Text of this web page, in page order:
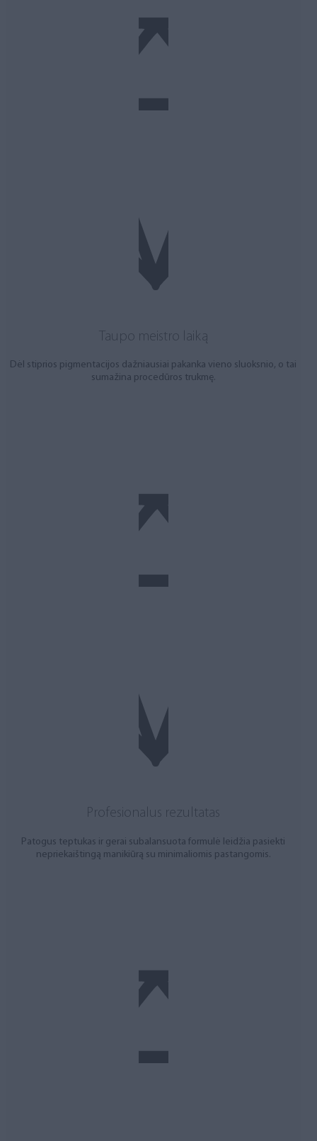
Taupo meistro laiką
Dėl stiprios pigmentacijos dažniausiai pakanka vieno sluoksnio, o tai
sumažina procedūros trukmę.
Profesionalus rezultatas
Patogus teptukas ir gerai subalansuota formulė leidžia pasiekti
nepriekaištingą manikiūrą su minimaliomis pastangomis.